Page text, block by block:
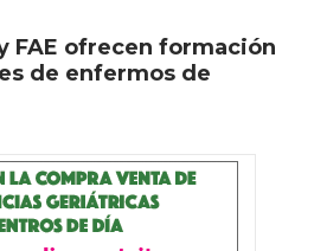
FAE ofrecen formación
de enfermos de